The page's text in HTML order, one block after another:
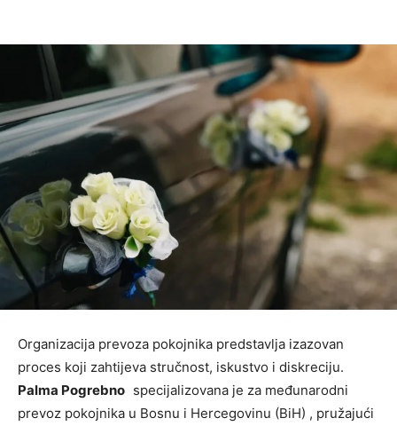
Organizacija prevoza pokojnika predstavlja izazovan
proces koji zahtijeva stručnost, iskustvo i diskreciju.
Palma Pogrebno specijalizovana je za međunarodni
prevoz pokojnika u Bosnu i Hercegovinu (BiH) , pružajući